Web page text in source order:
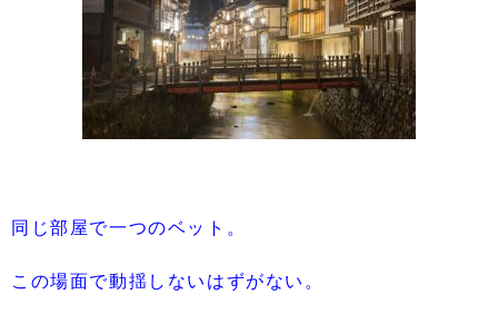
同じ部屋で一つのベット。
この場面で動揺しないはずがない。